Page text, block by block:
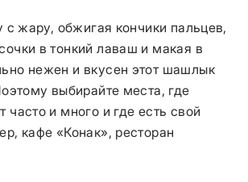
с жару, обжигая кончики пальцев,
в тонкий лаваш и макая в
нежен и вкусен этот шашлык
выбирайте места, где
часто и много и где есть свой
кафе «Конак», ресторан